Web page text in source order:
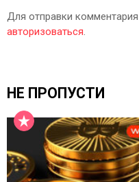
Для отправки
авторизоваться.
НЕ ПРОПУСТИ